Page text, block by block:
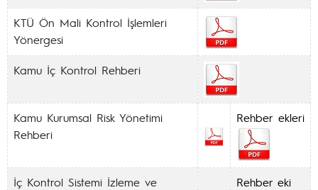
KTÜ Ön Mali Kontrol İşlemleri
Yönergesi
Kamu İç Kontrol Rehberi
Kamu Kurumsal Risk Yönetimi
Rehberi
Rehber ekleri
İç Kontrol Sistemi İzleme ve
Rehber eki